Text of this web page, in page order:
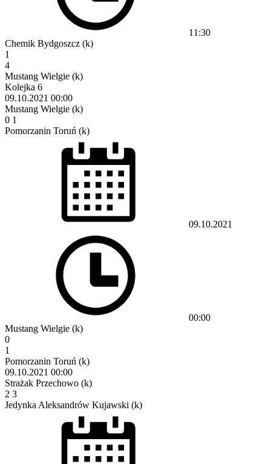
11:30
Chemik Bydgoszcz (k)
1
4
Mustang Wielgie (k)
Kolejka 6
09.10.2021 00:00
Mustang Wielgie (k)
0 1
Pomorzanin Toruń (k)
09.10.2021
00:00
Mustang Wielgie (k)
0
1
Pomorzanin Toruń (k)
09.10.2021 00:00
Strażak Przechowo (k)
2 3
Jedynka Aleksandrów Kujawski (k)